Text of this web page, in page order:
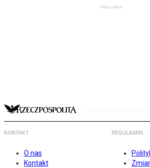
KONTAKT
O nas
Kontakt
REGULAMIN